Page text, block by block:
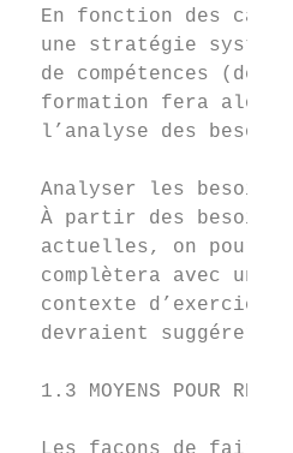
En fonction des
une stratégie
de compétences (de
formation fera
l’analyse des
Analyser les
À partir des
actuelles, on
complètera avec une
contexte d’exercice
devraient suggérer
1.3 MOYENS POUR